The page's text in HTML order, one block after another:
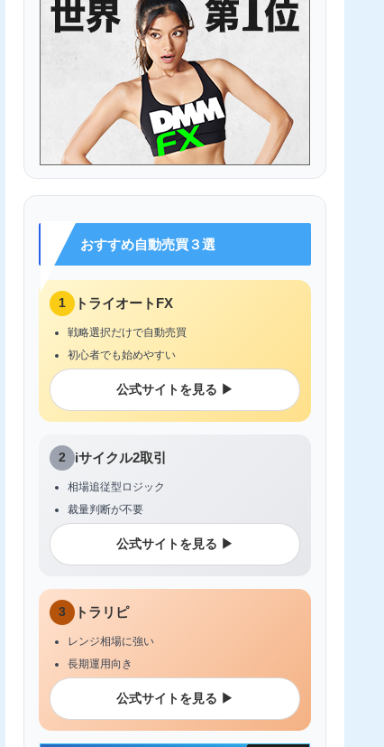
おすすめ自動売買３選
1 トライオートFX
戦略選択だけで自動売買
初心者でも始めやすい
公式サイトを見る ▶
2 iサイクル2取引
相場追従型ロジック
裁量判断が不要
公式サイトを見る ▶
3 トラリピ
レンジ相場に強い
長期運用向き
公式サイトを見る ▶